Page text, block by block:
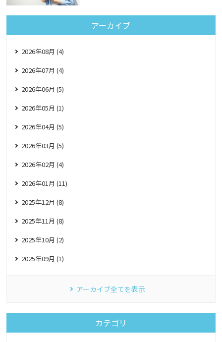
アーカイブ
2026年08月 (4)
2026年07月 (4)
2026年06月 (5)
2026年05月 (1)
2026年04月 (5)
2026年03月 (5)
2026年02月 (4)
2026年01月 (11)
2025年12月 (8)
2025年11月 (8)
2025年10月 (2)
2025年09月 (1)
アーカイブ全てを表示
カテゴリ